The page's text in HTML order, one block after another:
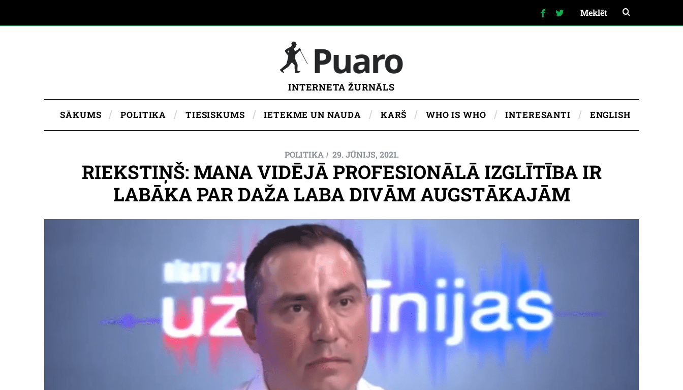
INTERNETA ŽURNĀLS
SĀKUMS POLITIKA TIESISKUMS IETEKME UN NAUDA KARŠ WHO IS WHO INTERESANTI ENGLISH
POLITIKA 29. JŪNIJS, 2021.
RIEKSTIŅŠ: MANA VIDĒJĀ PROFESIONĀLĀ IZGLĪTĪBA IR
LABĀKA PAR DAŽA LABA DIVĀM AUGSTĀKAJĀM